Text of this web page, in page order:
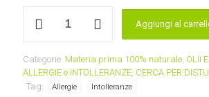
Essenziale
ricostituito
quantità
Aggiungi al
Categorie: Materia prima 100% naturale, OLII
ALLERGIE e INTOLLERANZE, CERCA PER
Tag:
Allergie Intolleranze